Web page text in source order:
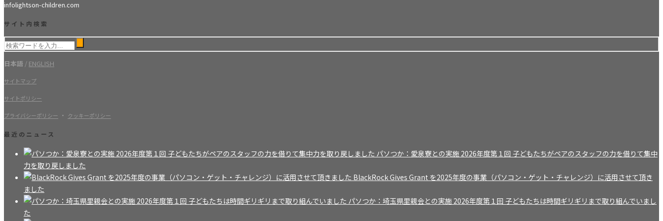
infolightson-children.com
サイト内検索
日本語 / ENGLISH
サイトマップ
サイトポリシー
プライバシーポリシー ・ クッキーポリシー
最近のニュース
パソつか：愛泉寮との実施 2026年度第１回 子どもたちがペアのスタッフの力を借りて集中
力を取り戻しました
BlackRock Gives Grant を2025年度の事業（パソコン・ゲット・チャレンジ）に活用させて頂き
ました
パソつか：埼玉県里親会との実施 2026年度第１回 子どもたちは時間ギリギリまで取り組んでいまし
た